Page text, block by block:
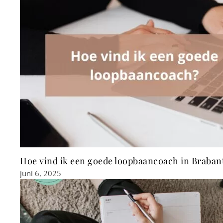
Hoe vind ik een goede loopbaancoach in
juni 6, 2025